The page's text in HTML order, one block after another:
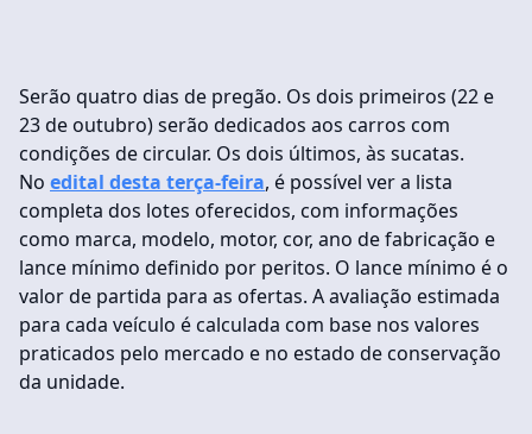
Serão quatro dias de pregão. Os dois primeiros (22 e
23 de outubro) serão dedicados aos carros com
condições de circular. Os dois últimos, às sucatas.
No edital desta terça-feira, é possível ver a lista
completa dos lotes oferecidos, com informações
como marca, modelo, motor, cor, ano de fabricação e
lance mínimo definido por peritos. O lance mínimo é o
valor de partida para as ofertas. A avaliação estimada
para cada veículo é calculada com base nos valores
praticados pelo mercado e no estado de conservação
da unidade.